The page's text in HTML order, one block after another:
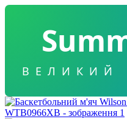
ВЕЛИКИЙ